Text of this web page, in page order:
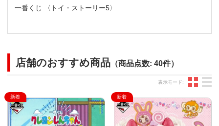
一番くじ 〈トイ・ストーリー5〉
店舗のおすすめ商品（商品点数: 40件）
表示モード: グ